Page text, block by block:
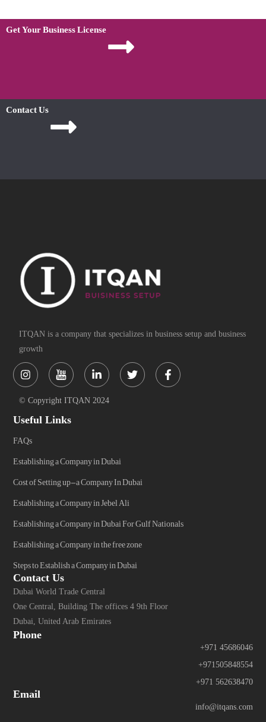
Get Your Business License
Contact Us
ITQAN is a company that specializes in business setup and business
growth
Instagram Linkedin-
in
TwitterFacebook-
f
© Copyright ITQAN 2024
Useful Links
FAQs
Establishing a Company in Dubai
Cost of Setting up-a Company In Dubai
Establishing a Company in Jebel Ali
Establishing a Company in Dubai For Gulf Nationals
Establishing a Company in the free zone
Steps to Establish a Company in Dubai
Contact Us
Dubai World Trade Central
One Central, Building The offices 4 9th Floor
Dubai, United Arab Emirates
Phone
+971 45686046
+971505848554
+971 562638470
Email
info@itqans.com